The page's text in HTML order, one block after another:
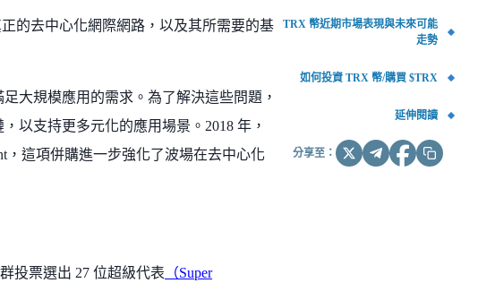
的去中心化網際網路，以及其所需要的基
大規模應用的需求。為了解決這些問題，
以支持更多元化的應用場景。2018 年，
，這項併購進一步強化了波場在去中心化
投票選出 27 位超級代表 （Super
TRX 幣近期市場表現與未來可能
走勢
如何投資 TRX 幣/購買 $TRX
延伸閱讀
分享至：